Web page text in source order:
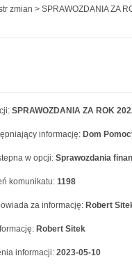
zmian > SPRAWOZDANIA ZA
SPRAWOZDANIA ZA ROK
informację: Dom
w opcji: Sprawozdania
komunikatu: 1198
za informację: Robert
Robert Sitek
informacji: 2023-05-10